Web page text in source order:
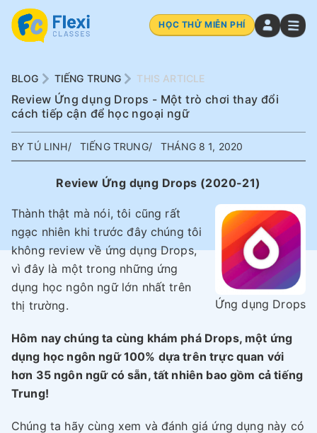
HỌC THỬ MIỄN PHÍ
BLOG TIẾNG TRUNG THIS ARTICLE
Review Ứng dụng Drops - Một trò chơi thay đổi
cách tiếp cận để học ngoại ngữ
BY TÚ LINH TIẾNG TRUNG THÁNG 8 1, 2020
Review Ứng dụng Drops (2020-21)
Ứng dụng Drops
Thành thật mà nói, tôi cũng rất
ngạc nhiên khi trước đây chúng tôi
không review về ứng dụng Drops,
vì đây là một trong những ứng
dụng học ngôn ngữ lớn nhất trên
thị trường.
Hôm nay chúng ta cùng khám phá Drops, một ứng
dụng học ngôn ngữ 100% dựa trên trực quan với
hơn 35 ngôn ngữ có sẵn, tất nhiên bao gồm cả tiếng
Trung!
Chúng ta hãy cùng xem và đánh giá ứng dụng này có